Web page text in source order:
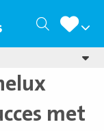
Zoeken
met